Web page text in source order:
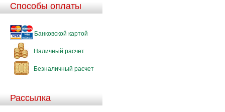
Способы оплаты
Банковской картой
Наличный расчет
Безналичный расчет
Рассылка